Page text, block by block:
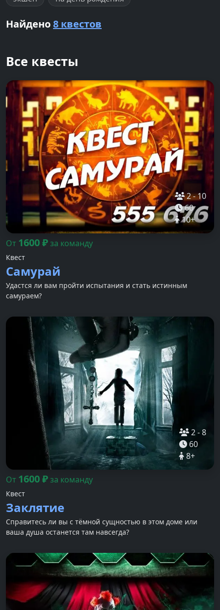
Найдено8 квестов
Все квесты
2-10
60
10+
От 1600₽за команду
Квест
Самурай
Удастся ли вам пройти испытания и стать истинным
самураем?
2-8
60
8+
От 1600₽за команду
Квест
Заклятие
Справитесь ли вы с тёмной сущностью в этом доме или
ваша душа останется там навсегда?